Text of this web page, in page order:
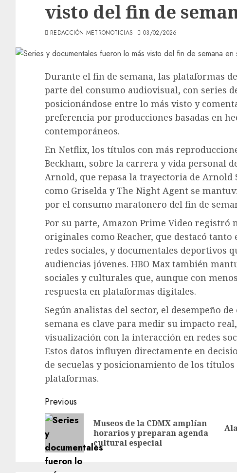
visto del fin de
REDACCIÓN METRONOTICIAS 03/02/2026
Durante el fin de semana, las plataformas
parte del consumo audiovisual, con series
posicionándose entre lo más visto y
preferencia por producciones basadas en
contemporáneos.
En Netflix, los títulos con más
Beckham, sobre la carrera y vida personal
Arnold, que repasa la trayectoria de Arnold
como Griselda y The Night Agent se
por el consumo maratonero del fin de
Por su parte, Amazon Prime Video registró
originales como Reacher, que destacó
redes sociales, y documentales deportivos
audiencias jóvenes. HBO Max también
sociales y culturales que, aunque con
respuesta en plataformas digitales.
Según analistas del sector, el desempeño
semana es clave para medir su impacto
visualización con la interacción en redes
Estos datos influyen directamente en
de secuelas y posicionamiento de los
plataformas.​​​​​​​​​​​​​​​​
Post
navigation
Previous
Museos de la CDMX amplían
horarios y preparan agenda
cultural especial